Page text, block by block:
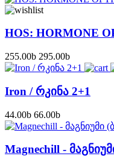
HOS: HORMONE
255.00b 295.00b
Iron / რკინა 2+1
44.00b 66.00b
Magnechill -